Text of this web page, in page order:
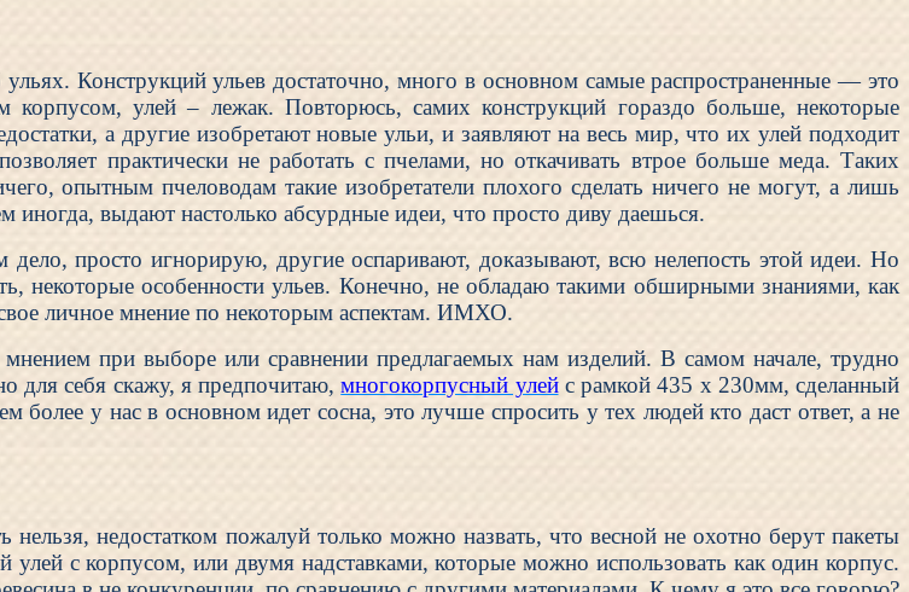
Конструкций ульев достаточно, много в основном самые распространенные — это
корпусом, улей – лежак. Повторюсь, самих конструкций гораздо больше, некоторые
а другие изобретают новые ульи, и заявляют на весь мир, что их улей подходит
практически не работать с пчелами, но откачивать втрое больше меда. Таких
опытным пчеловодам такие изобретатели плохого сделать ничего не могут, а лишь
выдают настолько абсурдные идеи, что просто диву даешься.
просто игнорирую, другие оспаривают, доказывают, всю нелепость этой идеи. Но
некоторые особенности ульев. Конечно, не обладаю такими обширными знаниями, как
личное мнение по некоторым аспектам. ИМХО.
при выборе или сравнении предлагаемых нам изделий. В самом начале, трудно
для себя скажу, я предпочитаю,многокорпусный улейс рамкой 435 х 230мм, сделанный
у нас в основном идет сосна, это лучше спросить у тех людей кто даст ответ, а не
недостатком пожалуй только можно назвать, что весной не охотно берут пакеты
с корпусом, или двумя надставками, которые можно использовать как один корпус.